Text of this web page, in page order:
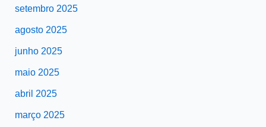
setembro 2025
agosto 2025
junho 2025
maio 2025
abril 2025
março 2025